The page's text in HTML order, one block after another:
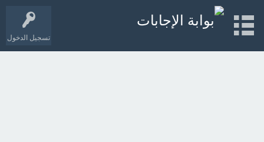
تسجيل الدخول